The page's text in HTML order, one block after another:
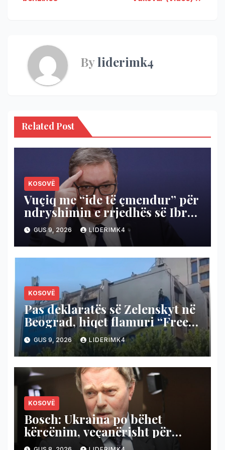
Byliderimk4
Related Post
KOSOVË
Vuçiq me “ide të çmendur” për
ndryshimin e rrjedhës së Ibrit
për të shterur Ujmanin
GUS 9, 2026 LIDERIMK4
KOSOVË
Pas deklaratës së Zelenskyt në
Beograd, hiqet flamuri “Free
Ukraine” në Prishtinë (Video)
GUS 9, 2026 LIDERIMK4
KOSOVË
Bosch: Ukraina po bëhet
kërcënim, veçanërisht për
Kosovën, BE ta kushtëzojë me